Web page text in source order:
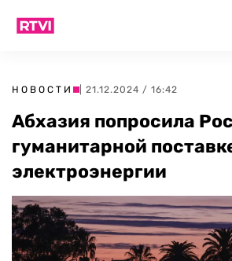
НОВОСТИ | 21.12.2024 / 16:42
Абхазия попросила
гуманитарной
электроэнергии